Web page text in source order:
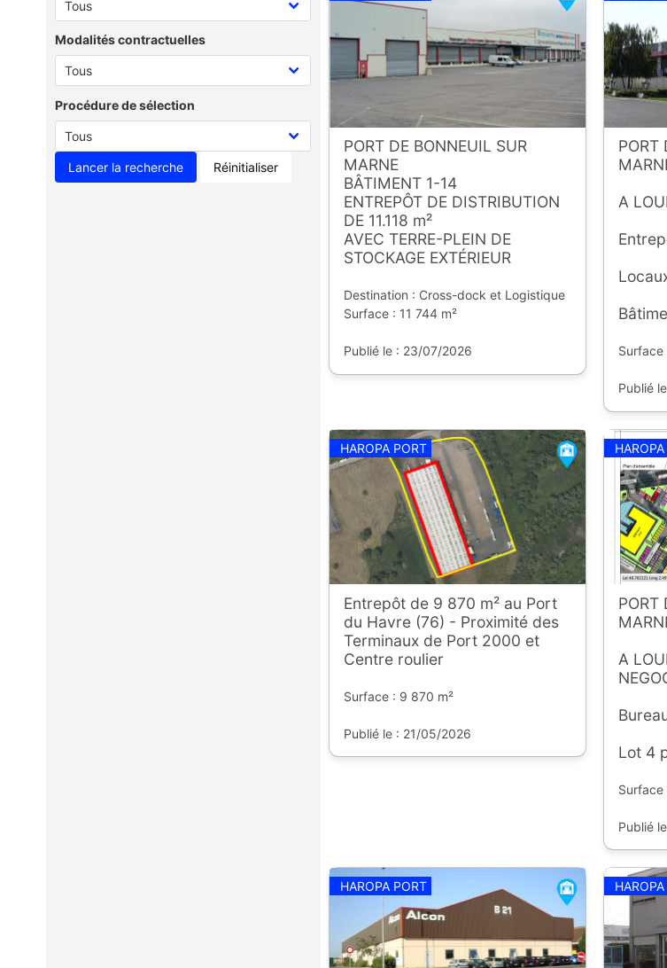
Modalités contractuelles
Procédure de sélection
Réinitialiser
PORT DE BONNEUIL SUR
MARNE
BÂTIMENT 1-14
ENTREPÔT DE DISTRIBUTION
DE 11.118 m²
AVEC TERRE-PLEIN DE
STOCKAGE EXTÉRIEUR
Destination : Cross-dock et Logistique
Surface : 11 744 m²
Publié le : 23/07/2026
PORT
A
Surface
Publié
HAROPA PORT
Entrepôt de 9 870 m² au Port
du Havre (76) - Proximité des
Terminaux de Port 2000 et
Centre roulier
Surface : 9 870 m²
Publié le : 21/05/2026
PORT
A
Lot 4
Surface
Publié
HAROPA PORT